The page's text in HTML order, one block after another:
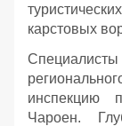
карстовых
инспекцию
Чароен.